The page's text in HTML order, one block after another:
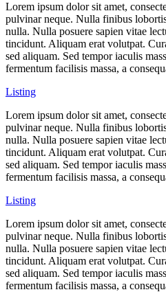
Lorem ipsum dolor sit amet,
pulvinar neque. Nulla finibus
nulla. Nulla posuere sapien vitae
tincidunt. Aliquam erat volutpat.
sed aliquam. Sed tempor iaculis
fermentum facilisis massa, a
Listing
Lorem ipsum dolor sit amet,
pulvinar neque. Nulla finibus
nulla. Nulla posuere sapien vitae
tincidunt. Aliquam erat volutpat.
sed aliquam. Sed tempor iaculis
fermentum facilisis massa, a
Listing
Lorem ipsum dolor sit amet,
pulvinar neque. Nulla finibus
nulla. Nulla posuere sapien vitae
tincidunt. Aliquam erat volutpat.
sed aliquam. Sed tempor iaculis
fermentum facilisis massa, a